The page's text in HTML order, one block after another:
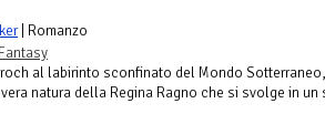
| Romanzo
al labirinto sconfinato del Mondo
natura della Regina Ragno che si svolge in un